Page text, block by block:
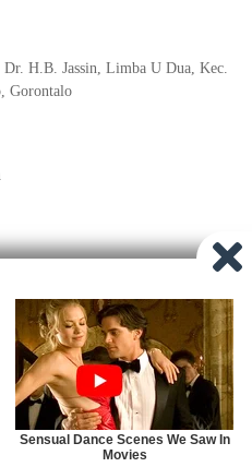
H.B. Jassin, Limba U Dua, Kec.
Gorontalo
Media Siber
Privacy